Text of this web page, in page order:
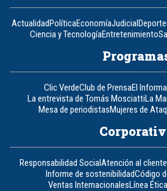
ActualidadPolíticaEconomíaJudicial
Ciencia y TecnologíaEntretenimiento
Clic VerdeClub de PrensaEl
La entrevista de Tomás MosciattiLa
Mesa de periodistasMujeres de
Responsabilidad SocialAtención al cliente
Informe de sostenibilidadCódigo
Ventas InternacionalesLínea Ética